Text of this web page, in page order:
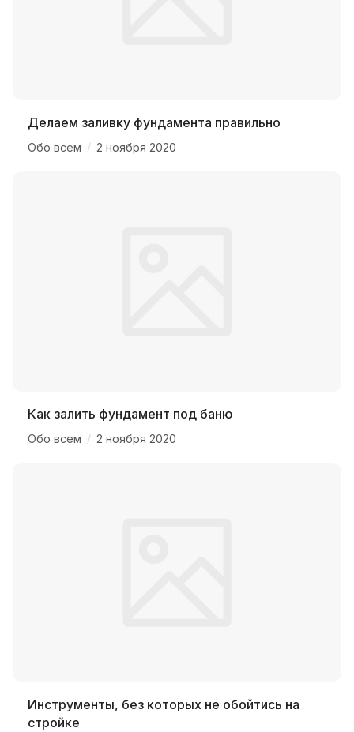
Делаем заливку фундамента правильно
Обо всем / 2 ноября 2020
Как залить фундамент под баню
Обо всем / 2 ноября 2020
Инструменты, без которых не обойтись на
стройке